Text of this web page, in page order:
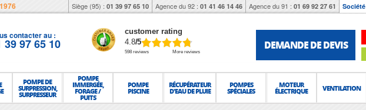
Siège (95) : 01 39 97 65 10 Agence du 92 : 01 41 46 14 46 Agence du 91 : 01 69 92 27 61 Société
contacter au :
39 97 65 10
customer rating
4.8/5
598 reviews More reviews
DEMANDE DE DEVIS
POMPE DE
SURPRESSION,
SURPRESSEUR
POMPE
IMMERGÉE,
FORAGE /
PUITS
POMPE
PISCINE
RÉCUPÉRATEUR
D'EAU DE PLUIE
POMPES
SPÉCIALES
MOTEUR
ÉLECTRIQUE VENTILATION